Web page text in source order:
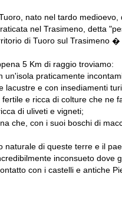
Tuoro, nato nel tardo
nel Trasimeno, detta
di Tuoro sul Trasimeno
5 Km di raggio troviamo:
un'isola praticamente
lacustre e con insediamenti
e ricca di colture che ne
di uliveti e vigneti;
che, con i suoi boschi di
naturale di queste terre e il
inconsueto dove
con i castelli e antiche